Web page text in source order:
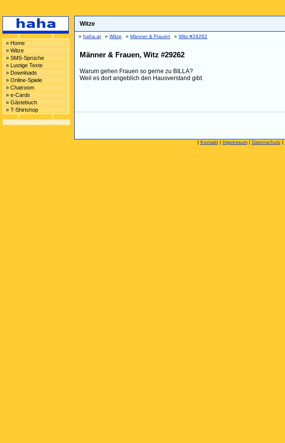
» Home
» Witze
» SMS-Sprüche
» Lustige Texte
» Downloads
» Online-Spiele
» Chatroom
» e-Cards
» Gästebuch
» T-Shirtshop
Witze
» haha.at » Witze » Männer & Frauen » Witz #29262
Männer & Frauen, Witz #29262
Warum gehen Frauen so gerne zu BILLA?
Weil es dort angeblich den Hausverstand gibt.
| Kontakt| Impressum| Datenschutz|